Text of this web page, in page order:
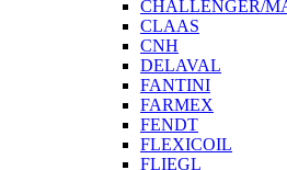
CHALLENGER/
CLAAS
CNH
DELAVAL
FANTINI
FARMEX
FENDT
FLEXICOIL
FLIEGL